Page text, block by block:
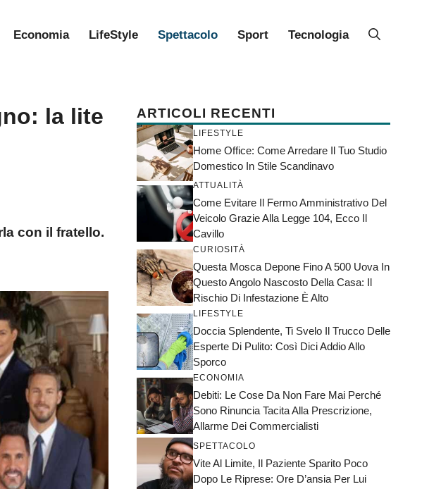
Economia LifeStyle Spettacolo Sport Tecnologia
la lite
con il fratello.
ARTICOLI RECENTI
LIFESTYLE
Home Office: Come Arredare Il Tuo Studio
Domestico In Stile Scandinavo
ATTUALITÀ
Come Evitare Il Fermo Amministrativo Del
Veicolo Grazie Alla Legge 104, Ecco Il
Cavillo
CURIOSITÀ
Questa Mosca Depone Fino A 500 Uova In
Questo Angolo Nascosto Della Casa: Il
Rischio Di Infestazione È Alto
LIFESTYLE
Doccia Splendente, Ti Svelo Il Trucco Delle
Esperte Di Pulito: Così Dici Addio Allo
Sporco
ECONOMIA
Debiti: Le Cose Da Non Fare Mai Perché
Sono Rinuncia Tacita Alla Prescrizione,
Allarme Dei Commercialisti
SPETTACOLO
Vite Al Limite, Il Paziente Sparito Poco
Dopo Le Riprese: Ore D’ansia Per Lui